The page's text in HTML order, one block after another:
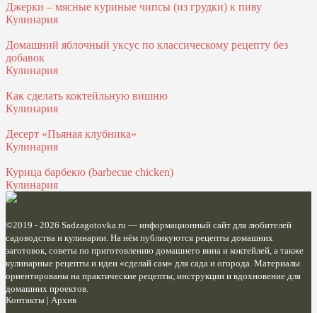
Джерки – мясные куриные чипсы (из грудки) к пиву
Кулинария
Домашний яблочный уксус по классическому рецепту без
добавок
Кулинария
Как сделать коктейльную вишню
Кулинария
Десерт «Пьяная клубника»
Кулинария
Курица барбекю (barbecue chicken)
Кулинария
©2019 - 2026 Sadzagotovka.ru — информационный сайт для любителей
садоводства и кулинарии. На нём публикуются рецепты домашних
заготовок, советы по приготовлению домашнего вина и коктейлей, а также
кулинарные рецепты и идеи «сделай сам» для сада и огорода. Материалы
ориентированы на практические рецепты, инструкции и вдохновение для
домашних проектов.
Контакты | Архив